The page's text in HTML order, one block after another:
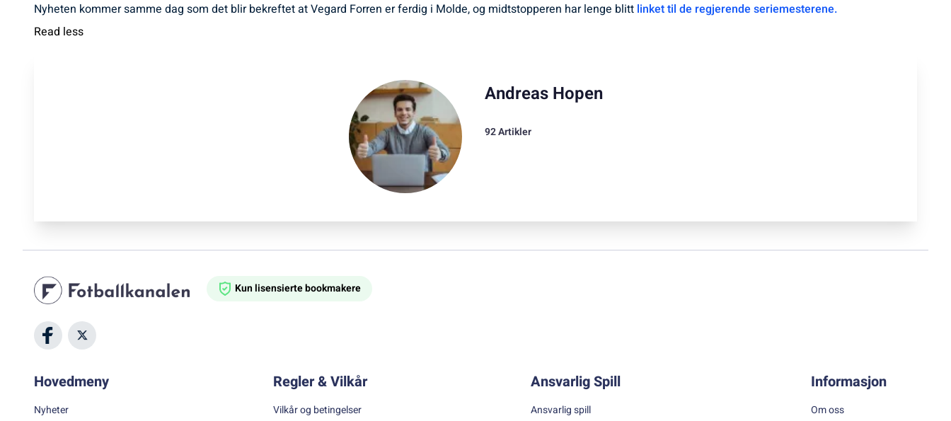
Nyheten kommer samme dag som det blir bekreftet at Vegard Forren er ferdig i Molde, og midtstopperen har lenge blitt linket til de regjerende seriemesterene.
Read less
Andreas Hopen
92 Artikler
Kun lisensierte bookmakere
Hovedmeny
Nyheter
Regler & Vilkår
Vilkår og betingelser
Ansvarlig Spill
Ansvarlig spill
Informasjon
Om oss